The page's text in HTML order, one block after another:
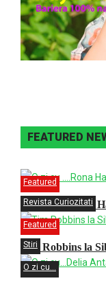
FEATURED
Featured
Revista Curiozitati
O zi cu ….Rona
Featured
Stiri
Tim Robbins la
O zi cu...